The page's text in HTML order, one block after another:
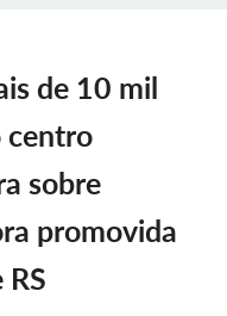
de 10 mil
centro
sobre
promovida
RS